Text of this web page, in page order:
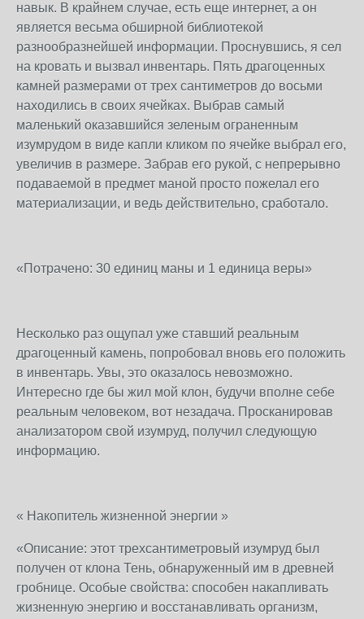
навык. В крайнем случае, есть еще интернет, а он
является весьма обширной библиотекой
разнообразнейшей информации. Проснувшись, я сел
на кровать и вызвал инвентарь. Пять драгоценных
камней размерами от трех сантиметров до восьми
находились в своих ячейках. Выбрав самый
маленький оказавшийся зеленым ограненным
изумрудом в виде капли кликом по ячейке выбрал его,
увеличив в размере. Забрав его рукой, с непрерывно
подаваемой в предмет маной просто пожелал его
материализации, и ведь действительно, сработало.
«Потрачено: 30 единиц маны и 1 единица веры»
Несколько раз ощупал уже ставший реальным
драгоценный камень, попробовал вновь его положить
в инвентарь. Увы, это оказалось невозможно.
Интересно где бы жил мой клон, будучи вполне себе
реальным человеком, вот незадача. Просканировав
анализатором свой изумруд, получил следующую
информацию.
« Накопитель жизненной энергии »
«Описание: этот трехсантиметровый изумруд был
получен от клона Тень, обнаруженный им в древней
гробнице. Особые свойства: способен накапливать
жизненную энергию и восстанавливать организм,